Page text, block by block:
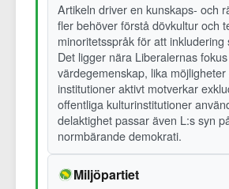
Artikeln driver en kunskaps- och
fler behöver förstå dövkultur och
minoritetsspråk för att inkludering
Det ligger nära Liberalernas
värdegemenskap, lika
institutioner aktivt motverkar
offentliga kulturinstitutioner
delaktighet passar även L:s syn
normbärande demokrati.
Miljöpartiet